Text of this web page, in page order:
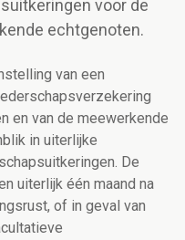
voor de
echtgenoten.
van een
en van de meewerkende
in uiterlijke
De
uiterlijk één maand na
of in geval van